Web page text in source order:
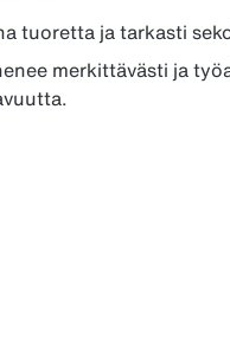
tuoretta ja tarkasti
merkittävästi ja